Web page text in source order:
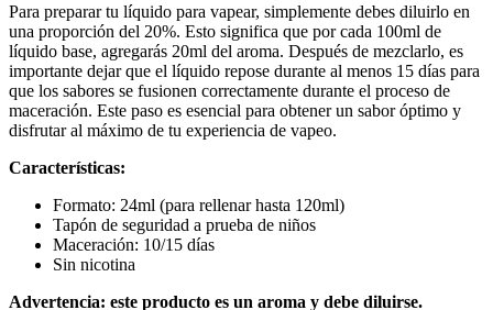
Para preparar tu líquido para vapear, simplemente debes diluirlo en
una proporción del 20%. Esto significa que por cada 100ml de
líquido base, agregarás 20ml del aroma. Después de mezclarlo, es
importante dejar que el líquido repose durante al menos 15 días para
que los sabores se fusionen correctamente durante el proceso de
maceración. Este paso es esencial para obtener un sabor óptimo y
disfrutar al máximo de tu experiencia de vapeo.
Características:
Formato: 24ml (para rellenar hasta 120ml)
Tapón de seguridad a prueba de niños
Maceración: 10/15 días
Sin nicotina
Advertencia: este producto es un aroma y debe diluirse.